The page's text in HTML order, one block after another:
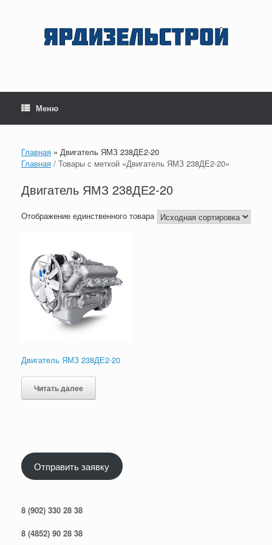
содержанию
Меню
Главная » Двигатель ЯМЗ 238ДЕ2-20
Главная / Товары с меткой «Двигатель ЯМЗ 238ДЕ2-20»
Двигатель ЯМЗ 238ДЕ2-20
Отображение единственного товара
Двигатель ЯМЗ 238ДЕ2-20
Читать далее
Отправить заявку
8 (902) 330 28 38
8 (4852) 90 28 38